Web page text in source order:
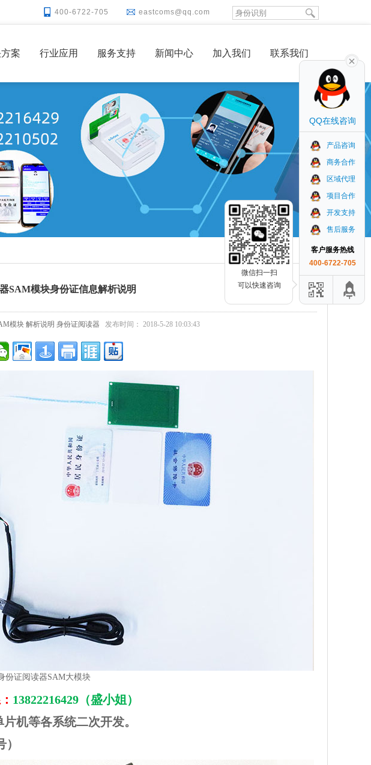
eastcoms@qq.com
400-6722-705
案 行业应用 服务支持 新闻中心 加入我们 联系我们
SAM模块身份证信息解析说明
模块 解析说明 身份证阅读器 发布时间： 2018-5-28 10:03:43
份证阅读器SAM大模块
13822216429（盛小姐）
机等各系统二次开发。
QQ在线咨询
产品咨询
商务合作
区域代理
项目合作
开发支持
售后服务
客户服务热线
400-6722-705
微信扫一扫
可以快速咨询